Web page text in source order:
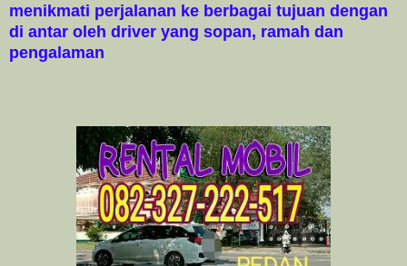
menikmati perjalanan ke berbagai tujuan dengan
di antar oleh driver yang sopan, ramah dan
pengalaman